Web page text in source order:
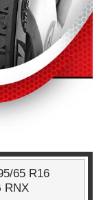
65 R16
RNX